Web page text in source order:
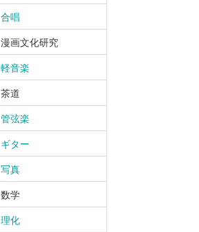
合唱
漫画文化研究
軽音楽
茶道
管弦楽
ギター
写真
数学
理化